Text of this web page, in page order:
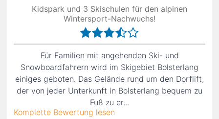
Kidspark und 3 Skischulen für den alpinen
Wintersport-Nachwuchs!
Für Familien mit angehenden Ski- und
Snowboardfahrern wird im Skigebiet Bolsterlang
einiges geboten. Das Gelände rund um den Dorflift,
der von jeder Unterkunft in Bolsterlang bequem zu
Fuß zu er...
Komplette Bewertung lesen